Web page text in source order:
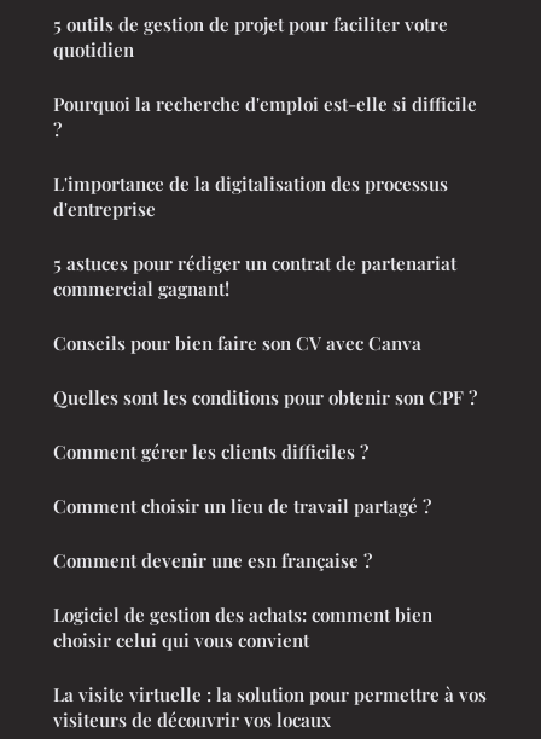
5 outils de gestion de projet pour faciliter votre
quotidien
Pourquoi la recherche d'emploi est-elle si difficile
?
L'importance de la digitalisation des processus
d'entreprise
5 astuces pour rédiger un contrat de partenariat
commercial gagnant!
Conseils pour bien faire son CV avec Canva
Quelles sont les conditions pour obtenir son CPF ?
Comment gérer les clients difficiles ?
Comment choisir un lieu de travail partagé ?
Comment devenir une esn française ?
Logiciel de gestion des achats: comment bien
choisir celui qui vous convient
La visite virtuelle : la solution pour permettre à vos
visiteurs de découvrir vos locaux